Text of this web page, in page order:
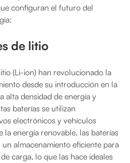
configuran el futuro del
de litio
(Li-ion) han revolucionado la
desde su introducción en la
alta densidad de energía y
baterías se utilizan
electrónicos y vehículos
la energía renovable, las baterías
almacenamiento eficiente para
carga, lo que las hace ideales